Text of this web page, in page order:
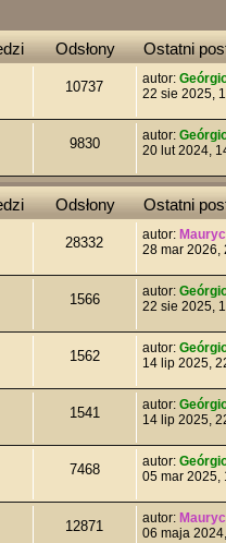
Odsłony Ostatni
10737 autor:
22 sie 2025,
9830 autor:
20 lut 2024,
Odsłony Ostatni
28332 autor:
28 mar 2026,
1566 autor:
22 sie 2025,
1562 autor:
14 lip 2025,
1541 autor:
14 lip 2025,
7468 autor:
05 mar 2025,
12871 autor:
06 maja